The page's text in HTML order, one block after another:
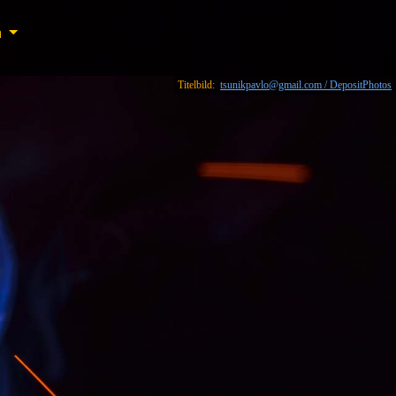
Titelbild: tsunikpavlo@gmail.com / DepositPhotos